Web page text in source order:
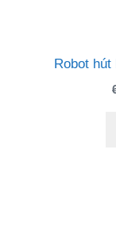
Robot hút